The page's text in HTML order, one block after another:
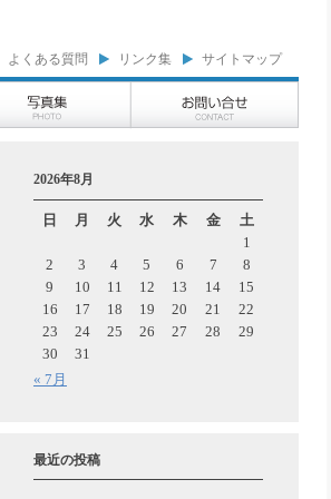
よくある質問 リンク集 サイトマップ
2026年8月
日 月 火 水 木 金 土
« 7月
1
2
3 4 5 6 7
8
9
10 11 12 13 14
15
16
17 18 19 20 21
22
23
24 25 26 27 28
29
30
31
最近の投稿